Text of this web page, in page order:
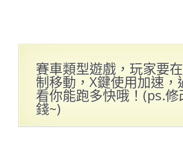
賽車類型遊戲，玩家要
制移動，X鍵使用加速
看你能跑多快哦！(ps.
錢~)